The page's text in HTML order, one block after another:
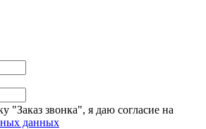
"Заказ звонка", я даю согласие на
данных